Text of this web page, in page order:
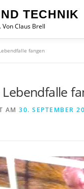
TECHNIK
Claus Brell
fangen
AM 30. SEPTEMBER